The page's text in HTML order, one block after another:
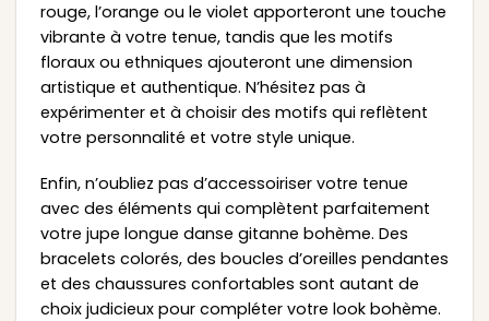
rouge, l’orange ou le violet apporteront une touche
vibrante à votre tenue, tandis que les motifs
floraux ou ethniques ajouteront une dimension
artistique et authentique. N’hésitez pas à
expérimenter et à choisir des motifs qui reflètent
votre personnalité et votre style unique.
Enfin, n’oubliez pas d’accessoiriser votre tenue
avec des éléments qui complètent parfaitement
votre jupe longue danse gitanne bohème. Des
bracelets colorés, des boucles d’oreilles pendantes
et des chaussures confortables sont autant de
choix judicieux pour compléter votre look bohème.